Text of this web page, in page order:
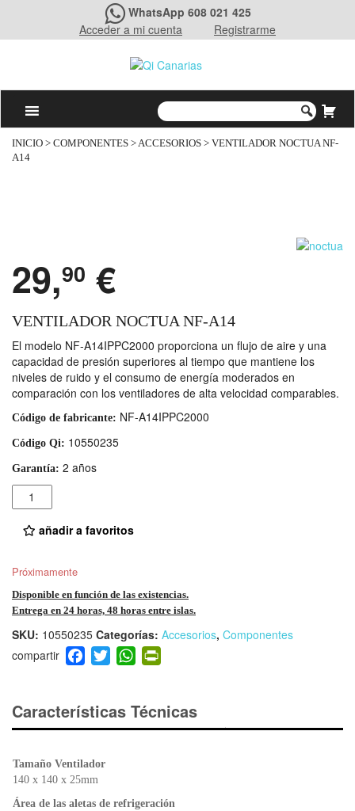
WhatsApp 608 021 425
Acceder a mi cuenta
Registrarme
INICIO > COMPONENTES >ACCESORIOS > VENTILADOR NOCTUA NF-
A14
29,90 €
VENTILADOR NOCTUA NF-A14
El modelo NF-A14IPPC2000 proporciona un flujo de aire y una
capacidad de presión superiores al tiempo que mantiene los
niveles de ruido y el consumo de energía moderados en
comparación con los ventiladores de alta velocidad comparables.
Código de fabricante: NF-A14IPPC2000
Código Qi: 10550235
Garantía: 2 años
Cantidad
añadir a favoritos
Próximamente
Disponible en función de las existencias.
Entrega en 24 horas, 48 horas entre islas.
SKU: 10550235 Categorías: Accesorios, Componentes
F
a
e
b
o
k
T
wi
er
W
h
s
A
ri
e
Características Técnicas
Tamaño Ventilador
140 x 140 x 25mm
Área de las aletas de refrigeración